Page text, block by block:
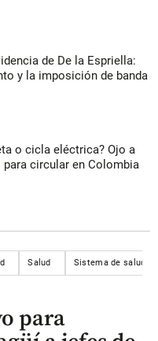
de De la Espriella:
y la imposición de banda
o cicla eléctrica? Ojo a
para circular en Colombia
Salud Sistema de salud
para